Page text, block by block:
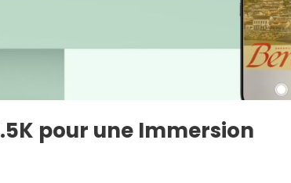
pour une Immersion